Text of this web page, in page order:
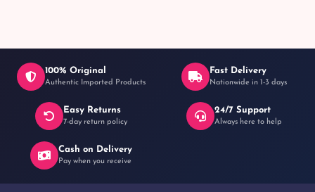
100% Original
Authentic Imported Products
Fast Delivery
Nationwide in 1-3 days
Easy Returns
7-day return policy
24/7 Support
Always here to help
Cash on Delivery
Pay when you receive